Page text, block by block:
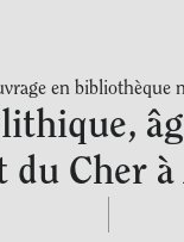
en bibliothèque
Cher